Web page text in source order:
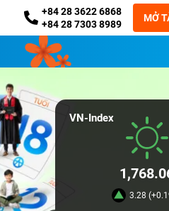
+84 28 3622 6868
+84 28 7303 8989
MỞ
VN-Index
3.28